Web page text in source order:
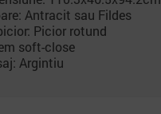
Antracit sau Fildes
Picior rotund
soft-close
Argintiu